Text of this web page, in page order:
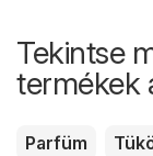
Tekintse
termékek
Parfüm